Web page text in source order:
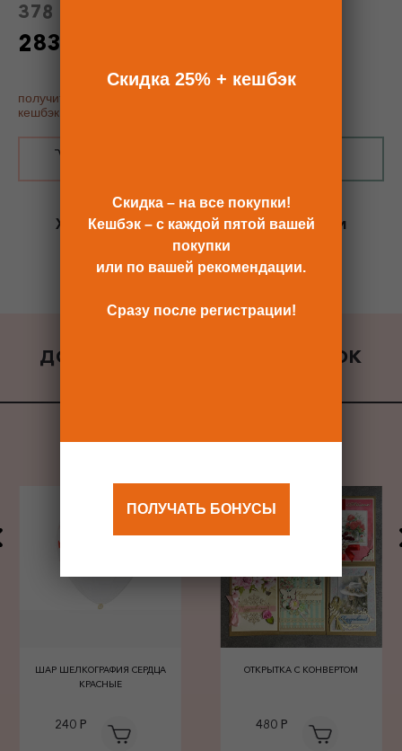
378 Р
283.50 Р
получить купон постоянного покупателя, скидку 25% и
кешбэк
Хотите сразукупить со скидкой 25%
и
получить кешбэк?
Скидка сразу после регистрации >>
ДОБАВИТЬ К ЗАКАЗУ ПОДАРОК
ШАР ШЕЛКОГРАФИЯ СЕРДЦА
КРАСНЫЕ
240 Р
ОТКРЫТКА С КОНВЕРТОМ
480 Р
Скидка 25% + кешбэк
Скидка – на все покупки!
Кешбэк – с каждой пятой вашей
покупки
или по вашей рекомендации.
Сразу после регистрации!
ПОЛУЧАТЬ БОНУСЫ